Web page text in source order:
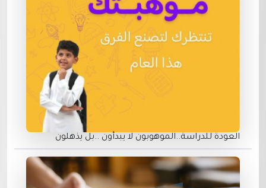
العودة للدراسة..الموهوبون لا يبدأون ..بل يذهلون